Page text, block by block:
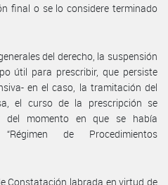
final o se lo considere terminado
del derecho, la suspensión
útil para prescribir, que persiste
en el caso, la tramitación del
el curso de la prescripción se
del momento en que se había
“Régimen de Procedimientos
Constatación labrada en virtud de